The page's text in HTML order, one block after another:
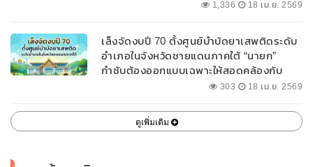
1,336 18 เม.ย. 2569
เล็งจัดงบปี 70 ตั้งศูนย์บำบัดยาเสพติดระดับ
อำเภอในจังหวัดชายแดนภาคใต้ “นายก”
กำชับต้องออกแบบเฉพาะให้สอดคล้องกับ
303 18 เม.ย. 2569
ดูเพิ่มเติม